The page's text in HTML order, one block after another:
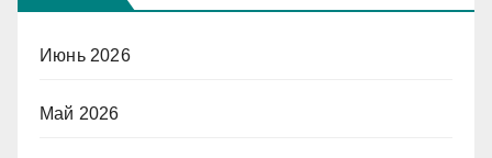
Июнь 2026
Май 2026